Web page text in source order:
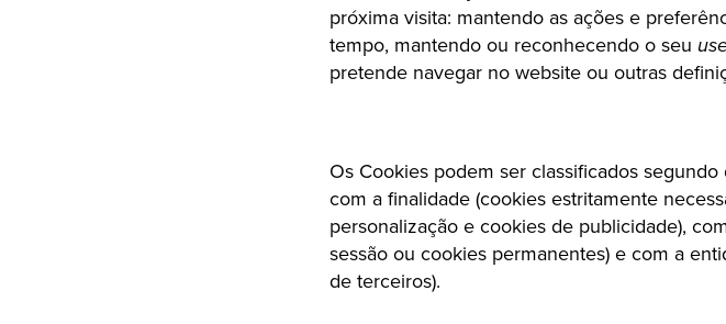
próxima visita: mantendo as ações e
tempo, mantendo ou reconhecendo o seu
pretende navegar no website ou outras
Os Cookies podem ser classificados
com a finalidade (cookies estritamente
personalização e cookies de publicidade),
sessão ou cookies permanentes) e com a
de terceiros).